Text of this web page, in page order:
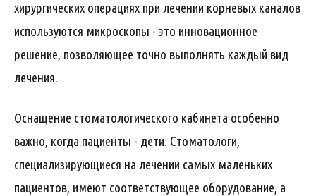
хирургических операциях при лечении корневых каналов
используются микроскопы - это инновационное
решение, позволяющее точно выполнять каждый вид
лечения.
Оснащение стоматологического кабинета особенно
важно, когда пациенты - дети. Стоматологи,
специализирующиеся на лечении самых маленьких
пациентов, имеют соответствующее оборудование, а